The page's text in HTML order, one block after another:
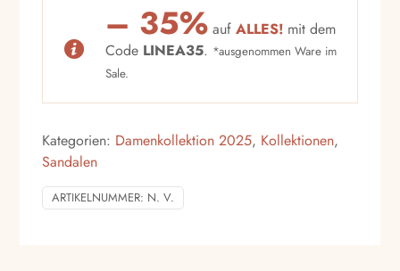
– 35% aufALLES! mit dem
Code LINEA35. *ausgenommen Ware im
Sale.
Kategorien: Damenkollektion 2025, Kollektionen,
Sandalen
ARTIKELNUMMER: N. V.